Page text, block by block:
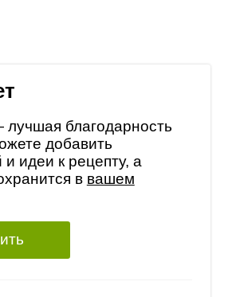
благодарность
добавить
идеи к рецепту, а
в вашем